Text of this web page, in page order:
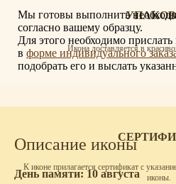
Икона доставляется в
К иконе прилагается сертификат с
иконы.
Мы готовы выполнить
согласно вашему образцу.
Для этого необходимо
в форме индивидуального
подобрать его и выслать
Описание иконы
День памяти: 10 августа